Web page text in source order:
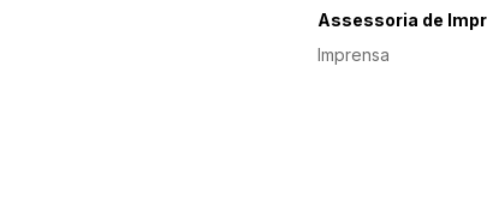
Assessoria de
Imprensa